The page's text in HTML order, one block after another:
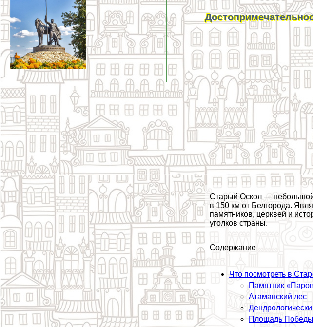
Старый Оскол — небольшой
в 150 км от Белгорода.
памятников, церквей и
уголков страны.
Содержание
Что посмотреть в
Памятник
Атаманский лес
Площадь Победы